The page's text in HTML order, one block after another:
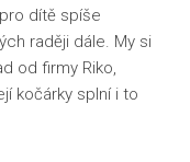
dítě spíše
raději dále. My si
od firmy Riko,
kočárky splní i to